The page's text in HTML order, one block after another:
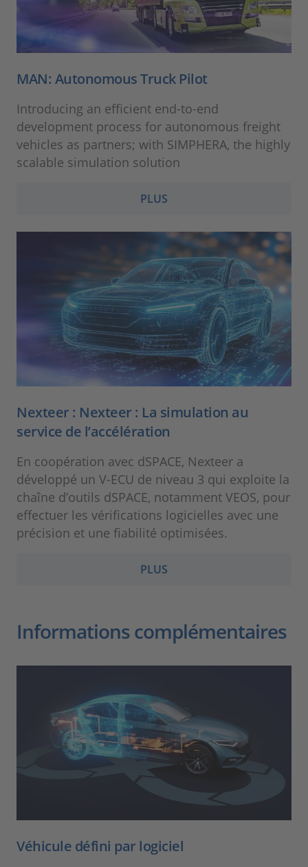
MAN: Autonomous Truck Pilot
Introducing an efficient end-to-end
development process for autonomous freight
vehicles as partners; with SIMPHERA, the highly
scalable simulation solution
PLUS
Nexteer : Nexteer : La simulation au
service de l’accélération
En coopération avec dSPACE, Nexteer a
développé un V-ECU de niveau 3 qui exploite la
chaîne d’outils dSPACE, notamment VEOS, pour
effectuer les vérifications logicielles avec une
précision et une fiabilité optimisées.
PLUS
Informations complémentaires
Véhicule défini par logiciel